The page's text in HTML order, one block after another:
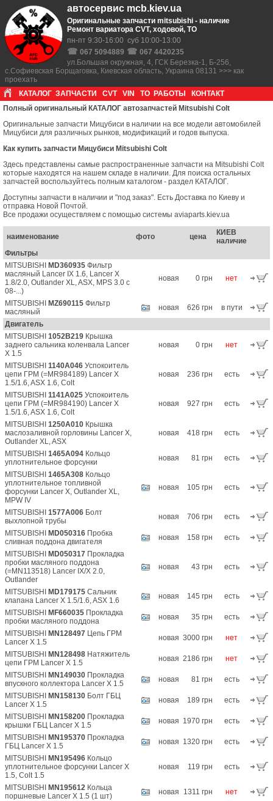
автосервис mcb.kiev.ua
Оригинальные запчасти mitsubishi - наличие
Ремонт вариатора CVT, ходовой, ТО
пн-пт 9:30-16:00 суб 10:00-13:00
☎ 067 5094889 ☎ 067 4420235
ул.Большая окружная, 4, ГСК Березка-1, Б-256,
с.Софиевская Борщаговка, Киевская область, Украина 08131 >>> как
проехать
КАТАЛОГ ЗАПЧАСТИ CVT VIN ТО РАБОТЫ
КОНТАКТ
Полный оригинальный КАТАЛОГ автозапчастей Mitsubishi Colt
Оригинальные запчасти Мицубиси в наличии на все модели автомобилей
Мицубиси для различных рынков, модификаций и годов выпуска.
Как купить запчасти Мицубиси Mitsubishi Colt
Здесь представлены самые распространенные запчасти на Mitsubishi Colt
которые находятся на нашем складе в наличии. Для поиска остальных
запчастей воспользуйтесь полным каталогом - раздел КАТАЛОГ.
Доступны запчасти в наличии и "под заказ". Есть Доставка по Киеву и
отправка Новой Почтой.
Все продажи осуществляем с помощью системы aviaparts.kiev.ua
наименование фото цена
КИЕВ
наличие
Фильтры
MITSUBISHI
MD360935 Фильтр
масляный Lancer IX 1.6, Lancer X
1.8/2.0, Outlander XL, ASX, MPS 3.0 c
08-...)
новая 0 грн нет
MITSUBISHI MZ690115 Фильтр
масляный
новая 626 грн
в пути
Двигатель
MITSUBISHI 1052B219 Крышка
заднего сальника коленвала Lancer
X 1.5
новая 0 грн нет
MITSUBISHI 1140A046 Успокоитель
цепи ГРМ (=MR984189) Lancer X
1.5/1.6, ASX 1.6, Colt
новая 236 грн есть
MITSUBISHI 1141A025 Успокоитель
цепи ГРМ (=MR984190) Lancer X
1.5/1.6, ASX 1.6, Colt
новая 927 грн есть
MITSUBISHI 1250A010 Крышка
маслозаливной горловины Lancer X,
Outlander XL, ASX
новая 418 грн есть
MITSUBISHI 1465A094 Кольцо
уплотнительное форсунки
новая 81 грн
есть
MITSUBISHI 1465A308 Кольцо
уплотнительное топливной
форсунки Lancer X, Outlander XL,
MPW IV
новая 105 грн есть
MITSUBISHI 1577A006 Болт
выхлопной трубы
новая 706 грн
есть
MITSUBISHI
MD050316 Пробка
сливная поддона двигателя
новая 158 грн
есть
MITSUBISHI
MD050317 Прокладка
пробки масляного поддона
(=MN113518) Lancer IX/X 2.0,
Outlander
новая 43 грн есть
MITSUBISHI MD179175 Сальник
клапана Lancer X 1.5/1.6, ASX 1.6
новая 145 грн
есть
MITSUBISHI
MF660035 Прокладка
пробки масляного поддона
новая 35 грн
есть
MITSUBISHI
MN128497 Цепь ГРМ
Lancer X 1.5
новая 3000 грн
нет
MITSUBISHI
MN128498 Натяжитель
цепи ГРМ Lancer X 1.5
новая 2186 грн
нет
MITSUBISHI
MN149030 Прокладка
впускного коллектора Lancer X 1.5
новая 81 грн
есть
MITSUBISHI
MN158130 Болт ГБЦ
Lancer X 1.5
новая 189 грн
есть
MITSUBISHI
MN158200 Прокладка
крышки ГБЦ Lancer X 1.5
новая 1970 грн
есть
MITSUBISHI
MN195370 Прокладка
ГБЦ Lancer X 1.5
новая 1320 грн
есть
MITSUBISHI
MN195496 Кольцо
уплотнительное форсунки Lancer X
1.5, Colt 1.5
новая 119 грн есть
MITSUBISHI MN195612 Кольца
поршневые Lancer X 1.5 (1 шт)
новая 1311 грн
нет